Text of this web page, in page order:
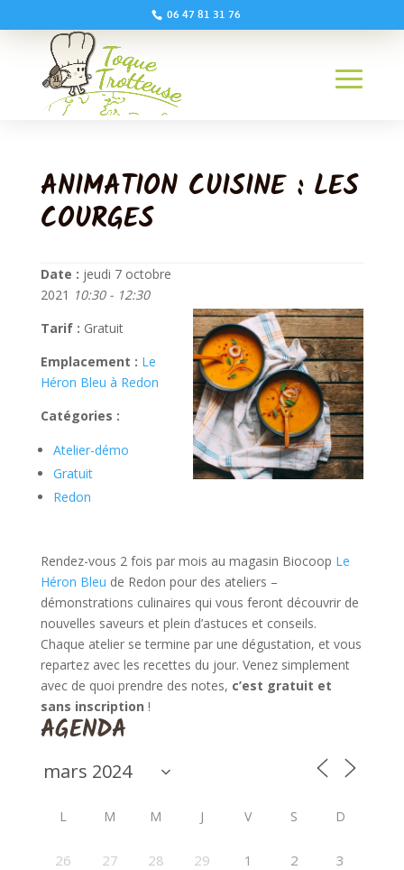
06 47 81 31 76
ANIMATION CUISINE : LES
COURGES
Date : jeudi 7 octobre
2021 10:30 - 12:30
Tarif : Gratuit
Emplacement : Le
Héron Bleu à Redon
Catégories :
Atelier-démo
Gratuit
Redon
Rendez-vous 2 fois par mois au magasin Biocoop Le
Héron Bleu de Redon pour des ateliers –
démonstrations culinaires qui vous feront découvrir de
nouvelles saveurs et plein d’astuces et conseils.
Chaque atelier se termine par une dégustation, et vous
repartez avec les recettes du jour. Venez simplement
avec de quoi prendre des notes, c’est gratuit et
sans inscription !
AGENDA
L M M J V S D
26 27 28 29 1 2 3